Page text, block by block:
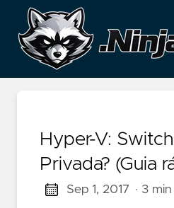
Hyper-V:
Privada? (Guia
Sep 1, 2017 · 3